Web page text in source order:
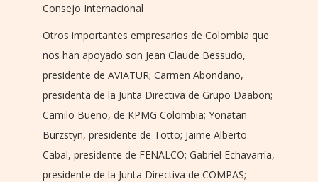
Consejo Internacional
Otros importantes empresarios de Colombia que
nos han apoyado son Jean Claude Bessudo,
presidente de AVIATUR; Carmen Abondano,
presidenta de la Junta Directiva de Grupo Daabon;
Camilo Bueno, de KPMG Colombia; Yonatan
Burzstyn, presidente de Totto; Jaime Alberto
Cabal, presidente de FENALCO; Gabriel Echavarría,
presidente de la Junta Directiva de COMPAS;